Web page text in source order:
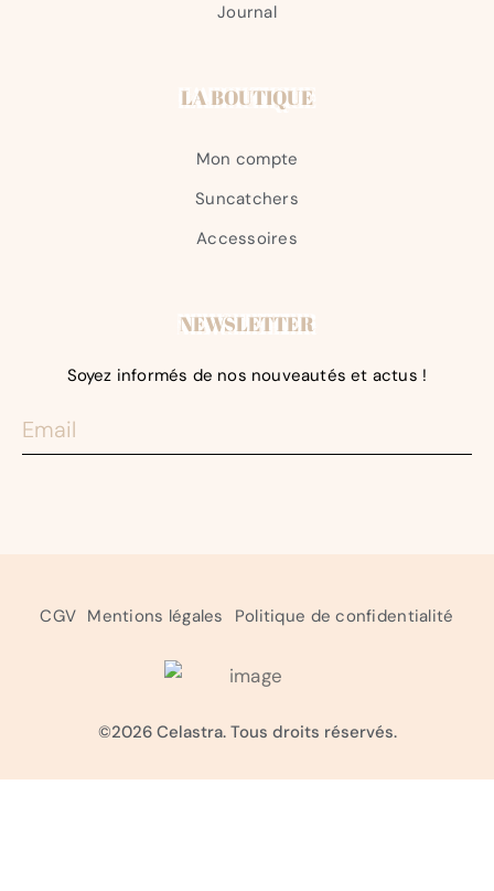
Journal
LA BOUTIQUE
Mon compte
Suncatchers
Accessoires
NEWSLETTER
Soyez informés de nos nouveautés et actus !
CGV Mentions légales Politique de confidentialité
©2026 Celastra. Tous droits réservés.